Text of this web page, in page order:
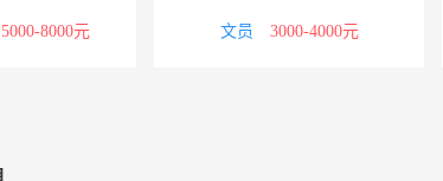
5000-8000元 文员 3000-4000元